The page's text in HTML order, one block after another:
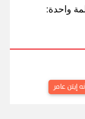
واحدة:
إيتن عامر